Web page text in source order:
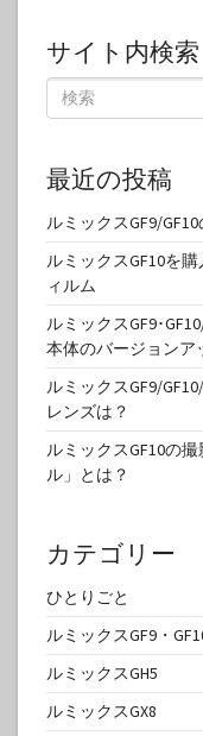
サイト内検索
最近の投稿
ルミックスGF9/
ルミックスGF10を
ィルム
ルミックスGF9･
本体のバージョンア
ルミックスGF9/
レンズは？
ルミックスGF10の
ル」とは？
カテゴリー
ひとりごと
ルミックスGF9・
ルミックスGH5
ルミックスGX8